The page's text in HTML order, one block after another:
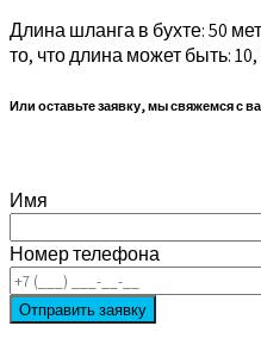
Длина шланга в бухте: 50
то, что длина может быть:
Или оставьте заявку, мы свяжемся с
Имя
Номер телефона